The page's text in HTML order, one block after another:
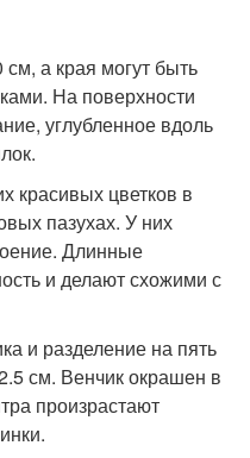
а края могут быть
На поверхности
углубленное вдоль
красивых цветков в
пазухах. У них
Длинные
и делают схожими с
и разделение на пять
см. Венчик окрашен в
произрастают